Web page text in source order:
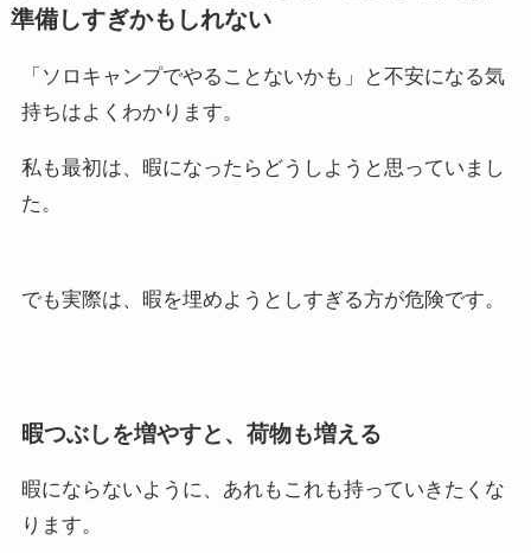
準備しすぎかもしれない
「ソロキャンプでやることないかも」と不安になる気
持ちはよくわかります。
私も最初は、暇になったらどうしようと思っていまし
た。
でも実際は、暇を埋めようとしすぎる方が危険です。
暇つぶしを増やすと、荷物も増える
暇にならないように、あれもこれも持っていきたくな
ります。